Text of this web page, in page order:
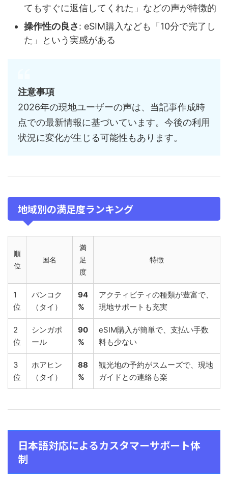
てもすぐに返信してくれた」などの声が特徴的
操作性の良さ: eSIM購入なども「10分で完了し
た」という実感がある
注意事項
2026年の現地ユーザーの声は、当記事作成時
点での最新情報に基づいています。今後の利用
状況に変化が生じる可能性もあります。
地域別の満足度ランキング
順
位
国名
満
足
度
特徴
1
位
バンコク
（タイ）
94
%
アクティビティの種類が豊富で、
現地サポートも充実
2
位
シンガポ
ール
90
%
eSIM購入が簡単で、支払い手数
料も少ない
3
位
ホアヒン
（タイ）
88
%
観光地の予約がスムーズで、現地
ガイドとの連絡も楽
日本語対応によるカスタマーサポート体
制